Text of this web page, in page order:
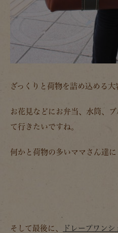
ざっくりと荷物を詰め込める大
お花見などにお弁当、水筒、
て行きたいですね。
何かと荷物の多いママさん達に
そして最後に、 ドレープワンシ